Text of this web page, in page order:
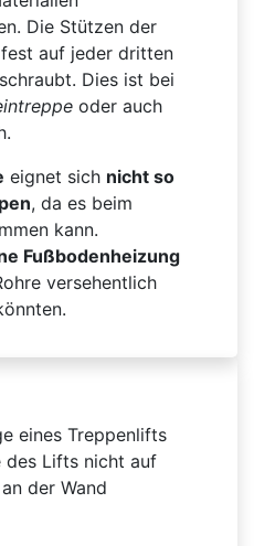
Die Stützen der
auf jeder dritten
Dies ist bei
oder auch
eignet sich nicht so
, da es beim
kann.
Fußbodenheizung
versehentlich
eines Treppenlifts
des Lifts nicht auf
der Wand